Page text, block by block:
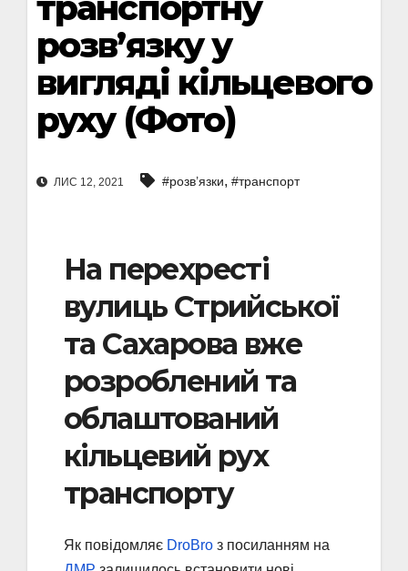
розв’язку у
вигляді кільцевого
руху (Фото)
ЛИС 12, 2021 #розв’язки, #транспорт
На перехресті
вулиць Стрийської
та Сахарова вже
розроблений та
облаштований
кільцевий рух
транспорту
Як повідомляє DroBro з посиланням на